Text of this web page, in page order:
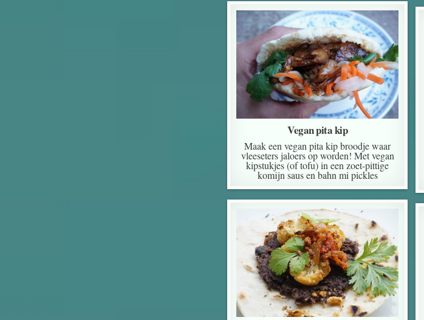
Vegan pita kip
Maak een vegan pita kip broodje waar
vleeseters jaloers op worden! Met vegan
kipstukjes (of tofu) in een zoet-pittige
komijn saus en bahn mi pickles